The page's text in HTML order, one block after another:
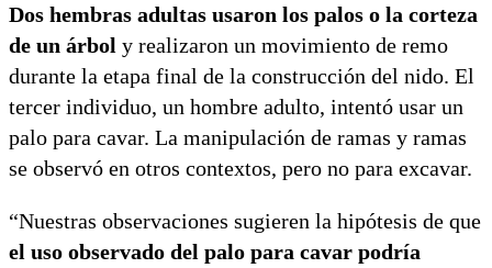
Dos hembras adultas usaron los palos o la corteza
de un árbol y realizaron un movimiento de remo
durante la etapa final de la construcción del nido. El
tercer individuo, un hombre adulto, intentó usar un
palo para cavar. La manipulación de ramas y ramas
se observó en otros contextos, pero no para excavar.
“Nuestras observaciones sugieren la hipótesis de que
el uso observado del palo para cavar podría